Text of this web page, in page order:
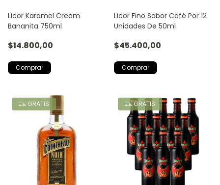
Licor Karamel Cream
Bananita 750ml
$14.800,00
Licor Fino Sabor Café Por 12
Unidades De 50ml
$45.400,00
GRATIS GRATIS